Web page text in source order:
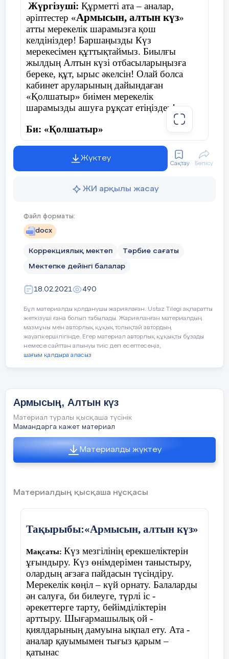
Жүргізуші: Құрметті ата – аналар,
әріптестер «Армысын, алтын күз»
атты мерекелік шарамызға қош
келдініздер! Баршаңызды Күз
мерекесімен құттықтаймыз. Биылғы
жылдың Алтын күзі отбасыларыңызға
береке, құт, ырыс әкелсін! Олай болса
кабинет аруларының дайындаған
«Қолшатыр» биімен мерекелік
шарамызды ашуға рұқсат етіңіздер!
Би: «Қолшатыр»
Армасыздар, халайық,
Бармысыздар, халайық!
Күзгі тойды жұп жазбай,
Бірге қарсы алайық!
Дидактикалық ойын: «Дәміне қарай
ажырат.»
Жемістердің аттарын атап, қышқыл, тәтті,
дәмдерін ажырата білуге үйрету.
Ойын: «Тамшылар мен жапырақтар»
Жерде шашылып жатқан тамшылар мен
жапырақтарды жинау. Тамшыларды
«Кім жылдам?»
Үстелдің үстінде шашылып жатқан
жемістер мен көкөністерді ажыратады
қолшатырдың жанына тұрады. Музыка
ойналады балалар билеп жүреді, музыка
тоқтағанда балалар қолшатырдың жанына
тұра қалу керек, қай балаға қолшатыр
жетпей қалса , сол бала ойыннан шығып
отырады.
Жүктеу
Сақтау Бөлісу
ЖИ арқылы жасау
Файл форматы:
docx
Коррекциялық мектеп Тәрбие сағаты
Мектепке дейінгі балалар
18.02.2021 490
Бұл материалды қолданушы жариялаған. Ustaz Tilegi ақпаратты
жеткізуші ғана болып табылады. Жарияланған материалдың
мазмұны мен авторлық құқық толықтай автордың
жауапкершілігінде. Егер материал авторлық құқықты бұзады
немесе сайттан алынуы тиіс деп есептесеңіз,
шағым қалдыра аласыз
Армысың, Алтын күз
Материал туралы қысқаша түсінік
Мамандарга кажет материал
Материалды жүктеу
Материалдың қысқаша нұсқасы
Тақырыбы:«Армысын, алтын күз»
Мақсаты: Күз мезгілінің ерекшеліктерін
ұғындыру. Күз өнімдерімен таныстыру,
олардың ағзаға пайдасын түсіндіру.
Мерекелік көңіл – күй орнату. Балаларды
ән салуға, би билеуге, түрлі іс -
әрекеттерге тарту, бейімділіктерін
арттыру. Шығармашылық ой -
қиялдарының дамуына ықпал ету. Ата -
аналар қауымымен тығыз қарым –
қатынас